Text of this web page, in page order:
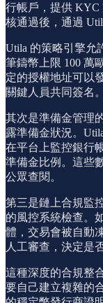
行帳戶，提供 KYC
核通過後，通過
Utila 的策略引擎允
筆鑄幣上限 100 萬
定的授權地址可以
關鍵人員共同簽名
其次是準備金管理
露準備金狀況。
在平台上監控銀行
準備金比例。這些
公眾查閱。
第三是鏈上合規監
的風控系統檢查。
體，交易會被自動
人工審查，決定是
這種深度的合規整
要自己建立複雜的